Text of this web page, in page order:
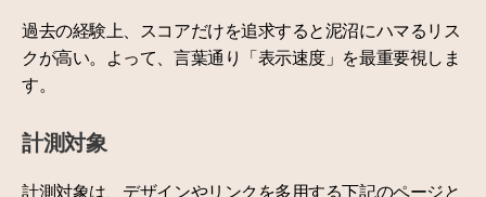
過去の経験上、スコアだけを追求すると泥沼にハマるリス
クが高い。よって、言葉通り「表示速度」を最重要視しま
す。
計測対象
計測対象は、デザインやリンクを多用する下記のページと